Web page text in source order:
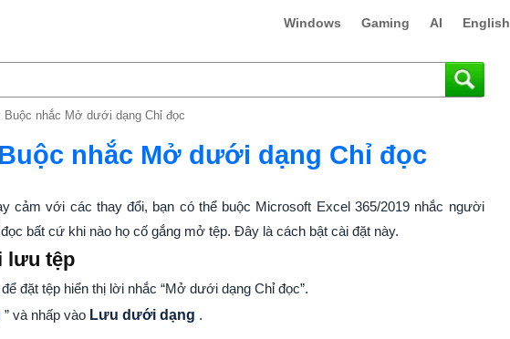
Windows Gaming AI English
Buộc nhắc Mở dưới dạng Chỉ đọc
nhắc Mở dưới dạng Chỉ đọc
cảm với các thay đổi, bạn có thể buộc Microsoft Excel 365/2019 nhắc người
bất cứ khi nào họ cố gắng mở tệp. Đây là cách bật cài đặt này.
lưu tệp
đặt tệp hiển thị lời nhắc “Mở dưới dạng Chỉ đọc”.
” và nhấp vào Lưu dưới dạng .